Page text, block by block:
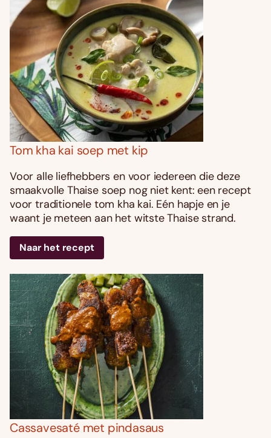
Tom kha kai soep met kip
Voor alle liefhebbers en voor iedereen die deze
smaakvolle Thaise soep nog niet kent: een recept
voor traditionele tom kha kai. Eén hapje en je
waant je meteen aan het witste Thaise strand.
Naar het recept
Cassavesaté met pindasaus